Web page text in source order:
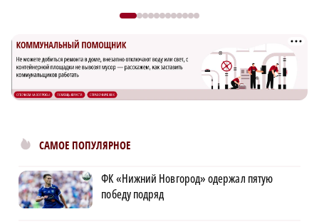
САМОЕ ПОПУЛЯРНОЕ
ФК «Нижний Новгород» одержал пятую
победу подряд